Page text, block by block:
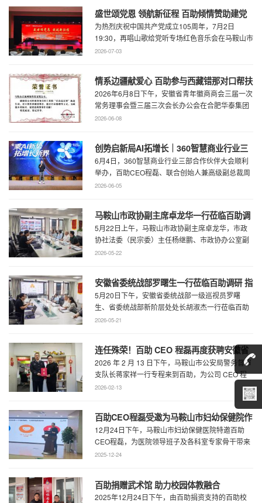
盛世颂党恩 领航新征程 百助倾情赞助建党
105周年文艺展演
为热烈庆祝中国共产党成立105周年，7月2日
19:30，再唱山歌给党听专场红色音乐会在马鞍山市
工人文化宫职工剧场精彩上演。本场音乐会由 ...
2026-07-03
情系边疆献爱心 百助参与西藏错那对口帮扶
行动
2026年6月8日下午，安徽省青年徽商商会三届一次
常务理事会暨三届三次会长办公会在合肥华泰集团
召开。...
2026-06-08
创势启新局AI拓增长｜360智慧商业行业三
部合作伙伴大会圆满召开
6月4日，360智慧商业行业三部合作伙伴大会顺利
举办，百助CEO程磊、联合创始人兼高级副总裁周
慧受邀参会，与360集团副总裁黄剑及行业各合作
2026-06-05
马鞍山市政协副主席卓龙华一行莅临百助调
研指导工作
5月22日上午，马鞍山市政协副主席卓龙华，市政
协社法委（民宗委）主任杨继鹏、市政协办公室副
主任何慧、市政协专委会综合五科副科长 ...
2026-05-22
安徽省委统战部罗曙生一行莅临百助调研 指
导新阶层人士工作
5月20日下午，安徽省委统战部一级巡视员罗曙
生、省委统战部新阶层处处长胡淑杰一行莅临百助
走访调研，马鞍山市委统战部副部长王林陪 ...
2026-05-21
连任殊荣！百助 CEO 程磊再度获聘安徽省
公安厅党风政风警风监督员
2026 年 2 月 13 日下午，马鞍山市公安局警务督审
支队长蒋家祥一行专程来到百助，为公司 CEO 程
磊现场颁发安徽省公安厅党风 ...
2026-02-13
百助CEO程磊受邀为马鞍山市妇幼保健院作
专题演讲 共绘“超越医疗”发展新蓝图
12月24日下午，马鞍山市妇幼保健医院特邀百助
CEO程磊，为医院领导班子及各科室专家骨干带来
了一场题为《预见趋势，定义未来——为 ...
2025-12-24
百助捐赠武术馆 助力校园体教融合
2025年12月24日下午，由百助捐资支持的百助校